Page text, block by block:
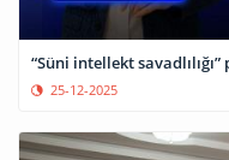
“Süni intellekt
25-12-2025